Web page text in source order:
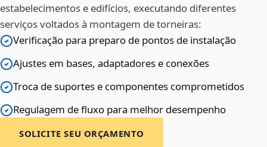
estabelecimentos e edifícios, executando diferentes
serviços voltados à montagem de torneiras:
Verificação para preparo de pontos de instalação
Ajustes em bases, adaptadores e conexões
Troca de suportes e componentes comprometidos
Regulagem de fluxo para melhor desempenho
SOLICITE SEU ORÇAMENTO